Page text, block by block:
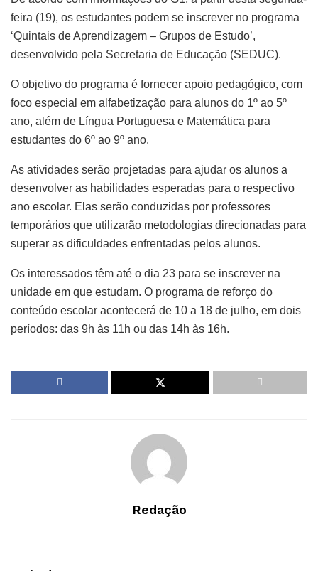
feira (19), os estudantes podem se inscrever no programa
‘Quintais de Aprendizagem – Grupos de Estudo’,
desenvolvido pela Secretaria de Educação (SEDUC).
O objetivo do programa é fornecer apoio pedagógico, com
foco especial em alfabetização para alunos do 1º ao 5º
ano, além de Língua Portuguesa e Matemática para
estudantes do 6º ao 9º ano.
As atividades serão projetadas para ajudar os alunos a
desenvolver as habilidades esperadas para o respectivo
ano escolar. Elas serão conduzidas por professores
temporários que utilizarão metodologias direcionadas para
superar as dificuldades enfrentadas pelos alunos.
Os interessados têm até o dia 23 para se inscrever na
unidade em que estudam. O programa de reforço do
conteúdo escolar acontecerá de 10 a 18 de julho, em dois
períodos: das 9h às 11h ou das 14h às 16h.
Redação